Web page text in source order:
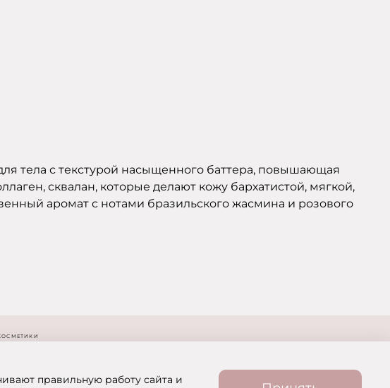
тела с текстурой насыщенного баттера, повышающая
сквалан, которые делают кожу бархатистой, мягкой,
аромат с нотами бразильского жасмина и розового
правильную работу сайта и